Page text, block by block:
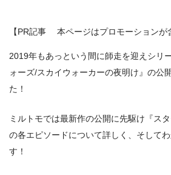
【PR記事 本ページはプロモーションが
2019年もあっという間に師走を迎えシリ
ォーズ/スカイウォーカーの夜明け』の公
た！
ミルトモでは最新作の公開に先駆け『ス
の各エピソードについて詳しく、そして
す！